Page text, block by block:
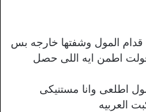
المول وشفتها خارجه بس
اطمن ايه اللى حصل
اطلعى وانا مستنيكى
العربيه